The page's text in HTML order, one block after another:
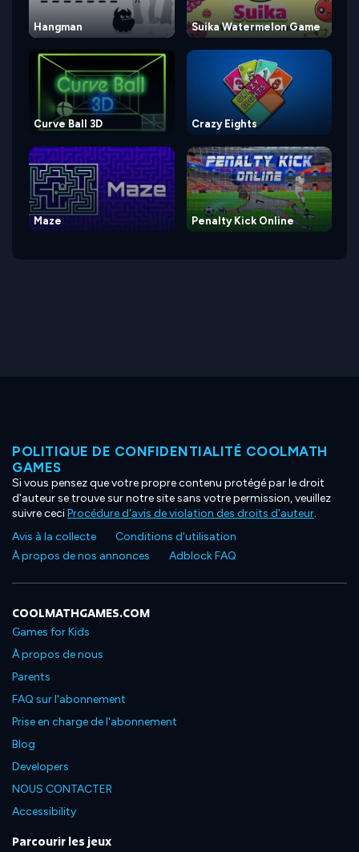
Hangman Suika Watermelon Game
Curve Ball 3D Crazy Eights
Maze Penalty Kick Online
POLITIQUE DE CONFIDENTIALITÉ COOLMATH
GAMES
Si vous pensez que votre propre contenu protégé par le droit
d'auteur se trouve sur notre site sans votre permission, veuillez
suivre ceciProcédure d'avis de violation des droits d'auteur.
Avis à la collecte
Conditions d'utilisation
À propos de nos annonces
Adblock FAQ
COOLMATHGAMES.COM
Games for Kids
À propos de nous
Parents
FAQ sur l'abonnement
Prise en charge de l'abonnement
Blog
Developers
NOUS CONTACTER
Accessibility
Parcourir les jeux